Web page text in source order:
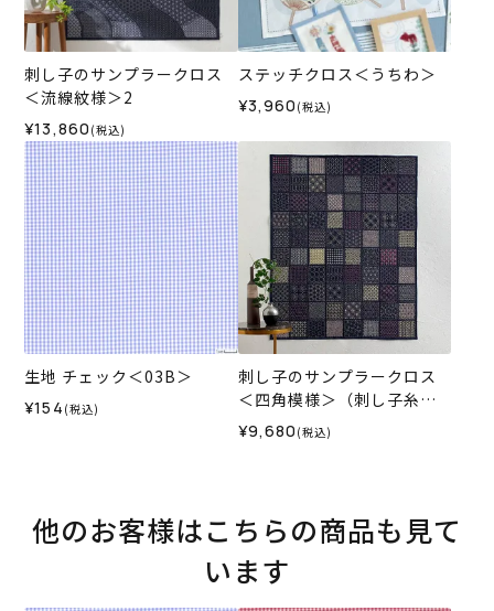
刺し子のサンプラークロス
＜流線紋様＞2
¥13,860 (税込)
ステッチクロス＜うちわ＞
¥3,960 (税込)
生地 チェック＜03B＞
¥154 (税込)
刺し子のサンプラークロス
＜四角模様＞（刺し子糸な
し）
¥9,680 (税込)
他のお客様はこちらの商品も見て
います